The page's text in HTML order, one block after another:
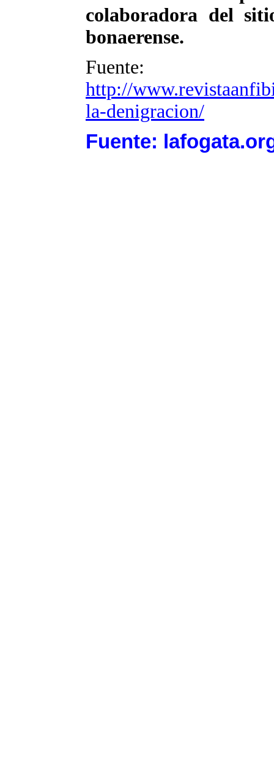
colaboradora del
bonaerense.
Fuente:
http://
la-denigracion/
Fuente: